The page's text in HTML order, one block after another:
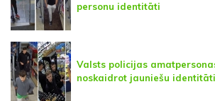
personu identitāti
Valsts policijas
noskaidrot jauniešu